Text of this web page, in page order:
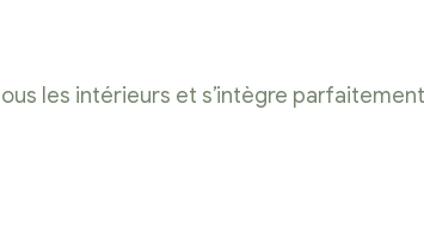
les intérieurs et s’intègre